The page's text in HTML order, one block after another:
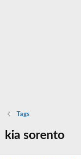
Tags
kia sorento